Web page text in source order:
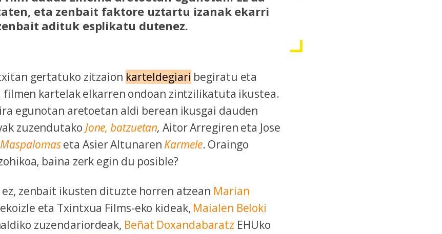
eta zenbait faktore uztartu izanak ekarri
adituk esplikatu dutenez.
gertatuko zitzaion karteldegiari begiratu eta
filmen kartelak elkarren ondoan zintzilikatuta ikustea.
egunotan aretoetan aldi berean ikusgai dauden
zuzendutako Jone, batzuetan,Aitor Arregiren eta Jose
Maspalomaseta Asier Altunaren Karmele. Oraingo
baina zerk egin du posible?
zenbait ikusten dituzte horren atzean Marian
ekoizle eta Txintxua Films-eko kideak, Maialen Beloki
zuzendariordeak, Beñat Doxandabaratz EHUko